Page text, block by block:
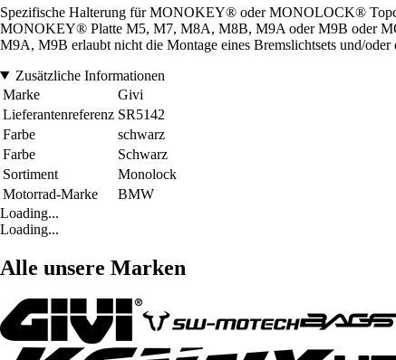
Spezifische Halterung für MONOKEY® oder MONOLOCK®
MONOKEY® Platte M5, M7, M8A, M8B, M9A oder M9B oder
M9A, M9B erlaubt nicht die Montage eines Bremslichtsets und/
Zusätzliche Informationen
Marke
Givi
Lieferantenreferenz SR5142
Farbe
schwarz
Farbe
Schwarz
Sortiment
Monolock
Motorrad-Marke
BMW
Loading...
Loading...
Alle unsere Marken